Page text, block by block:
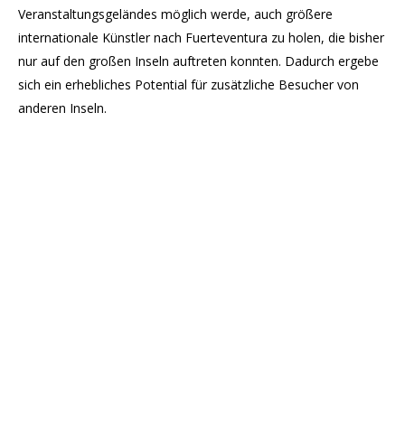
Veranstaltungsgeländes möglich werde, auch größere
internationale Künstler nach Fuerteventura zu holen, die bisher
nur auf den großen Inseln auftreten konnten. Dadurch ergebe
sich ein erhebliches Potential für zusätzliche Besucher von
anderen Inseln.